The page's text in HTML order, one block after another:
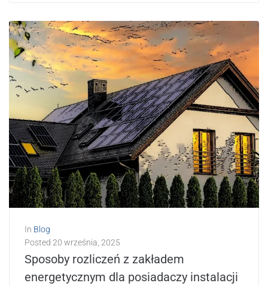
In Blog
Posted 20 września, 2025
Sposoby rozliczeń z zakładem
energetycznym dla posiadaczy instalacji